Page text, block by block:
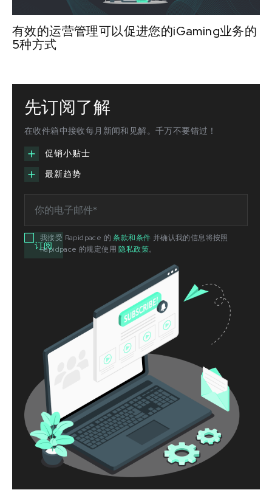
有效的运营管理可以促进您的iGaming业务的
5种方式
先订阅了解
在收件箱中接收每月新闻和见解。千万不要错过！
促销小贴士
最新趋势
我接受 Rapidpace 的条款和条件 并确认我的信息将按照
Rapidpace 的规定使用隐私政策。